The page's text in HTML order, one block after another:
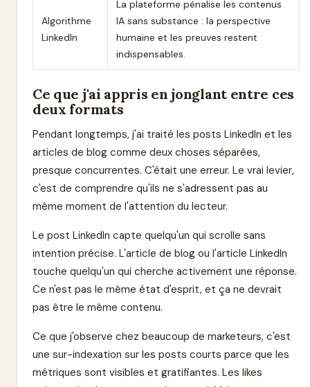
Algorithme
LinkedIn
La plateforme pénalise les contenus
IA sans substance : la perspective
humaine et les preuves restent
indispensables.
Ce que j'ai appris en jonglant entre ces
deux formats
Pendant longtemps, j'ai traité les posts LinkedIn et les
articles de blog comme deux choses séparées,
presque concurrentes. C'était une erreur. Le vrai levier,
c'est de comprendre qu'ils ne s'adressent pas au
même moment de l'attention du lecteur.
Le post LinkedIn capte quelqu'un qui scrolle sans
intention précise. L'article de blog ou l'article LinkedIn
touche quelqu'un qui cherche activement une réponse.
Ce n'est pas le même état d'esprit, et ça ne devrait
pas être le même contenu.
Ce que j'observe chez beaucoup de marketeurs, c'est
une sur-indexation sur les posts courts parce que les
métriques sont visibles et gratifiantes. Les likes